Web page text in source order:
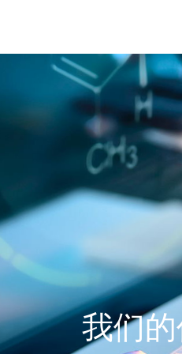
生物，用
我们
我们
我们